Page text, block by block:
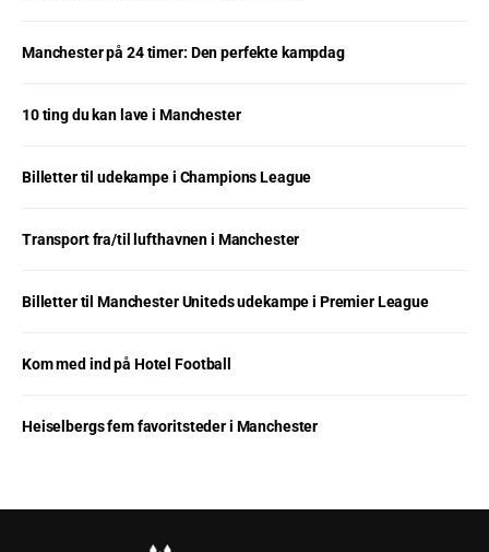
Manchester på 24 timer: Den perfekte kampdag
10 ting du kan lave i Manchester
Billetter til udekampe i Champions League
Transport fra/til lufthavnen i Manchester
Billetter til Manchester Uniteds udekampe i Premier League
Kom med ind på Hotel Football
Heiselbergs fem favoritsteder i Manchester